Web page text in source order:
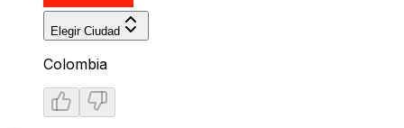
Elegir Ciudad
Colombia